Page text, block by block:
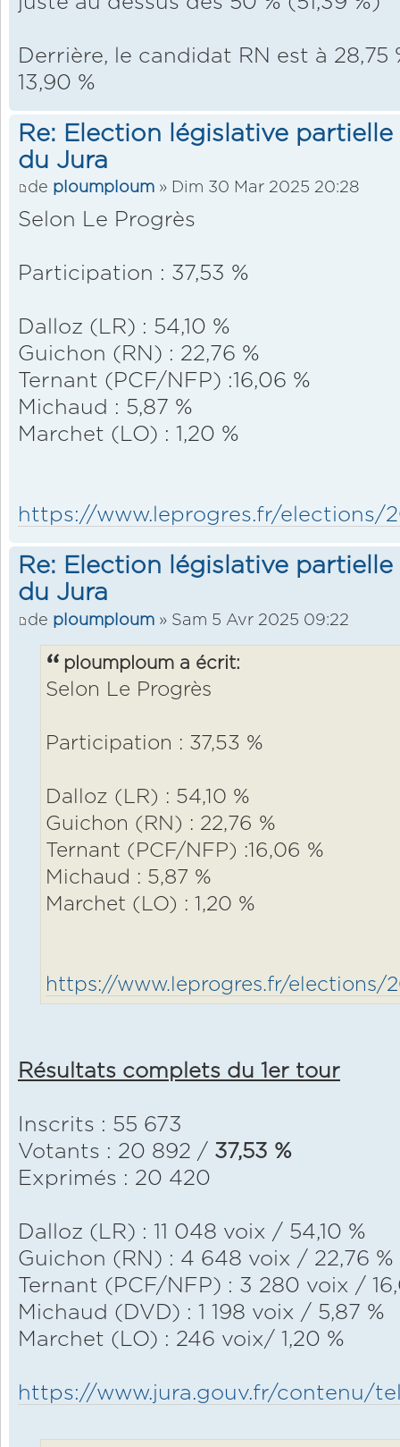
Derrière, le candidat RN est à 28,75
13,90 %
Re: Election législative
du Jura
de ploumploum » Dim 30 Mar 2025 20:28
Selon Le Progrès
Participation : 37,53 %
Dalloz (LR) : 54,10 %
Guichon (RN) : 22,76 %
Ternant (PCF/NFP) :16,06 %
Michaud : 5,87 %
Marchet (LO) : 1,20 %
https://www.leprogres.fr/elections/
Re: Election législative
du Jura
de ploumploum » Sam 5 Avr 2025 09:22
ploumploum a écrit:
Selon Le Progrès
Participation : 37,53 %
Dalloz (LR) : 54,10 %
Guichon (RN) : 22,76 %
Ternant (PCF/NFP) :16,06 %
Michaud : 5,87 %
Marchet (LO) : 1,20 %
https://www.leprogres.fr/elections/
Résultats complets du 1er tour
Inscrits : 55 673
Votants : 20 892 / 37,53 %
Exprimés : 20 420
Dalloz (LR) : 11 048 voix / 54,10 %
Guichon (RN) : 4 648 voix / 22,76 %
Ternant (PCF/NFP) : 3 280 voix /
Michaud (DVD) : 1 198 voix / 5,87 %
Marchet (LO) : 246 voix/ 1,20 %
https://www.jura.gouv.fr/contenu/